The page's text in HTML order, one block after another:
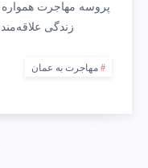
پروسه مهاجرت
زندگی
مهاجرت به عمان